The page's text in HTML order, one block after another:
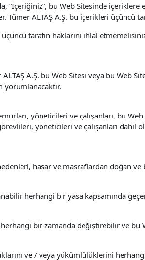
“İçeriğiniz”, bu Web Sitesinde
Tümer ALTAŞ A.Ş. bu içerikleri üçüncü
tarafın haklarını ihlal
ALTAŞ A.Ş. bu Web Sitesi veya bu
yorumlanacaktır.
yöneticileri ve çalışanları, bu
yöneticileri ve çalışanları dahil
hasar ve masraflardan doğan
herhangi bir yasa kapsamında
bir zamanda değiştirebilir ve
ve / veya yükümlülüklerini